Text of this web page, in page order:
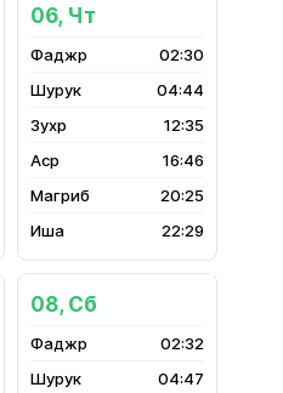
06, Чт
02:30
04:44
12:35
16:46
20:25
22:29
08, Сб
02:32
04:47